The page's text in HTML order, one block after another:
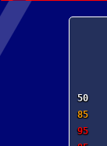
50
85
95